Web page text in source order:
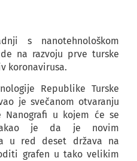
s nanotehnološkom
na razvoju prve turske
koronavirusa.
Republike Turske
je svečanom otvaranju
Nanografi u kojem će se
je da je novim
u red deset država na
grafen u tako velikim